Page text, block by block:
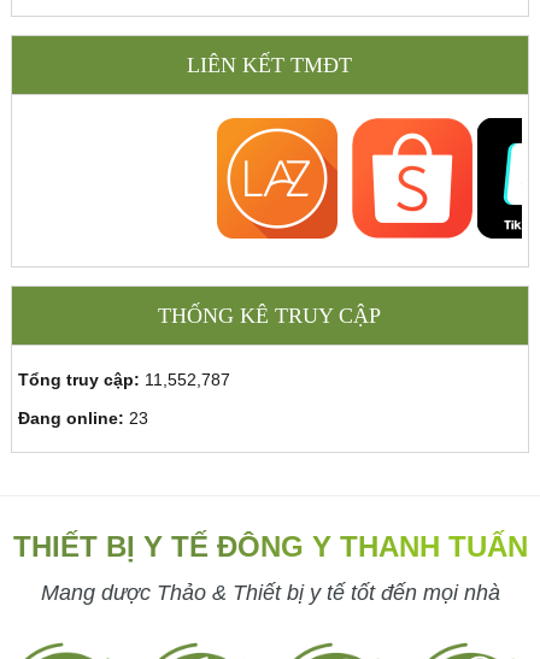
LIÊN KẾT TMĐT
THỐNG KÊ TRUY CẬP
Tổng truy cập: 11,552,787
Đang online: 23
THIẾT BỊ Y TẾ ĐÔNG Y THANH TUẤN
Mang dược Thảo & Thiết bị y tế tốt đến mọi nhà